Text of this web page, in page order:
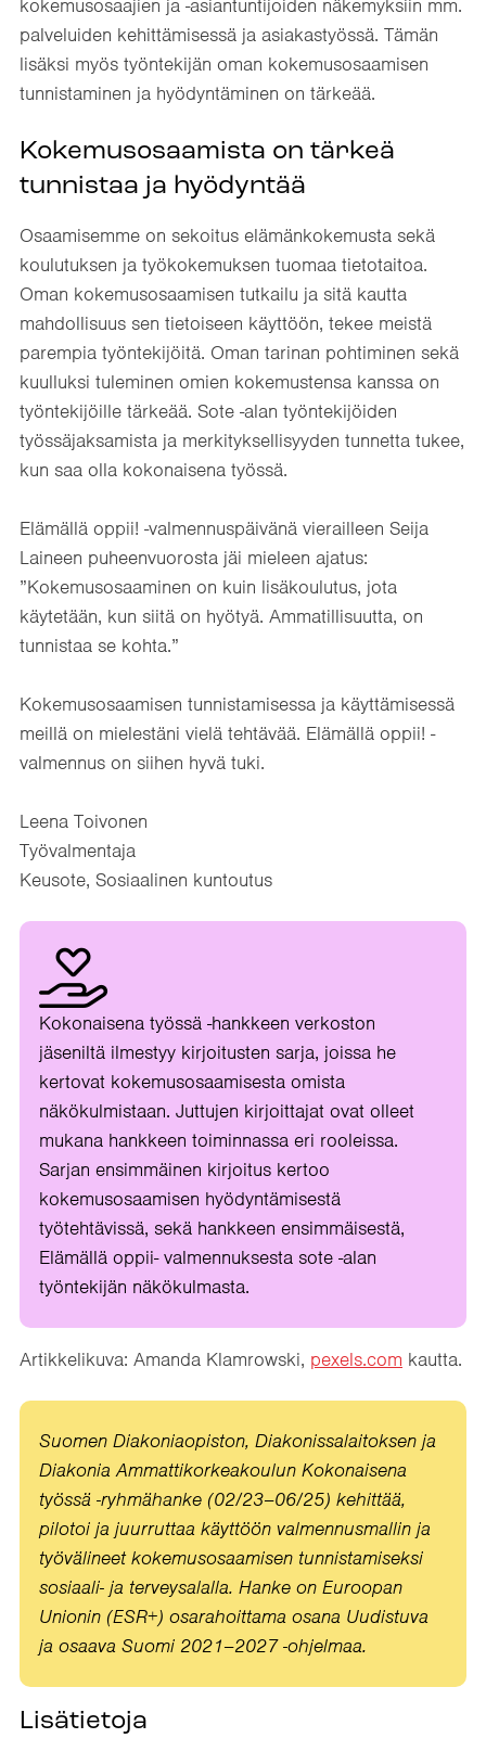
kokemusosaajien ja -asiantuntijoiden näkemyksiin mm.
palveluiden kehittämisessä ja asiakastyössä. Tämän
lisäksi myös työntekijän oman kokemusosaamisen
tunnistaminen ja hyödyntäminen on tärkeää.
Kokemusosaamista on tärkeä
tunnistaa ja hyödyntää
Osaamisemme on sekoitus elämänkokemusta sekä
koulutuksen ja työkokemuksen tuomaa tietotaitoa.
Oman kokemusosaamisen tutkailu ja sitä kautta
mahdollisuus sen tietoiseen käyttöön, tekee meistä
parempia työntekijöitä. Oman tarinan pohtiminen sekä
kuulluksi tuleminen omien kokemustensa kanssa on
työntekijöille tärkeää. Sote -alan työntekijöiden
työssäjaksamista ja merkityksellisyyden tunnetta tukee,
kun saa olla kokonaisena työssä.
Elämällä oppii! -valmennuspäivänä vierailleen Seija
Laineen puheenvuorosta jäi mieleen ajatus:
”Kokemusosaaminen on kuin lisäkoulutus, jota
käytetään, kun siitä on hyötyä. Ammatillisuutta, on
tunnistaa se kohta.”
Kokemusosaamisen tunnistamisessa ja käyttämisessä
meillä on mielestäni vielä tehtävää. Elämällä oppii! -
valmennus on siihen hyvä tuki.
Leena Toivonen
Työvalmentaja
Keusote, Sosiaalinen kuntoutus
Kokonaisena työssä -hankkeen verkoston
jäseniltä ilmestyy kirjoitusten sarja, joissa he
kertovat kokemusosaamisesta omista
näkökulmistaan. Juttujen kirjoittajat ovat olleet
mukana hankkeen toiminnassa eri rooleissa.
Sarjan ensimmäinen kirjoitus kertoo
kokemusosaamisen hyödyntämisestä
työtehtävissä, sekä hankkeen ensimmäisestä,
Elämällä oppii- valmennuksesta sote -alan
työntekijän näkökulmasta.
Artikkelikuva: Amanda Klamrowski, pexels.com kautta.
Suomen Diakoniaopiston, Diakonissalaitoksen ja
Diakonia Ammattikorkeakoulun Kokonaisena
työssä -ryhmähanke (02/23–06/25) kehittää,
pilotoi ja juurruttaa käyttöön valmennusmallin ja
työvälineet kokemusosaamisen tunnistamiseksi
sosiaali- ja terveysalalla. Hanke on Euroopan
Unionin (ESR+) osarahoittama osana Uudistuva
ja osaava Suomi 2021–2027 -ohjelmaa.
Lisätietoja